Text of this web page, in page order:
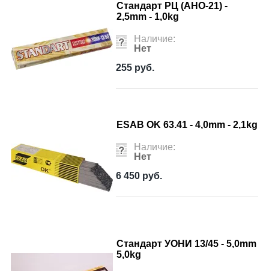
Стандарт РЦ (АНО-21) -
2,5mm - 1,0kg
Наличие:
Нет
255 руб.
ESAB OK 63.41 - 4,0mm - 2,1kg
Наличие:
Нет
6 450 руб.
Стандарт УОНИ 13/45 - 5,0mm
5,0kg